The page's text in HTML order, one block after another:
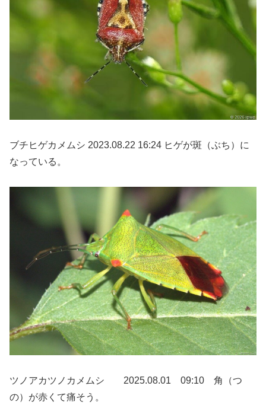
ブチヒゲカメムシ 2023.08.22 16:24 ヒゲが斑（ぶち）に
なっている。
ツノアカツノカメムシ 2025.08.01 09:10 角（つ
の）が赤くて痛そう。